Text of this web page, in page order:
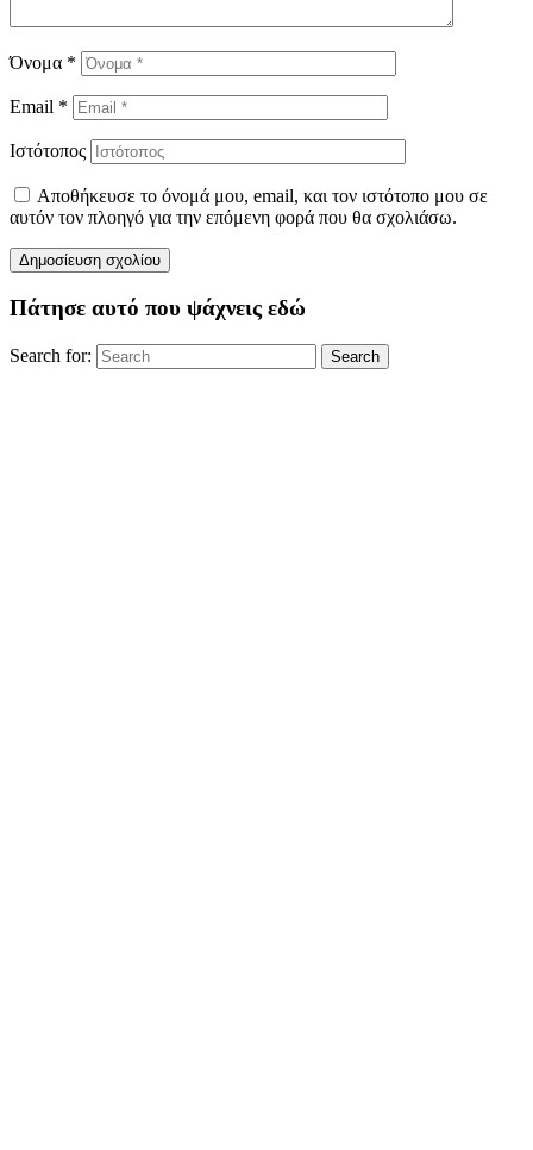
Όνομα *
Email *
Ιστότοπος
Αποθήκευσε το όνομά μου, email, και τον ιστότοπο μου σε
αυτόν τον πλοηγό για την επόμενη φορά που θα σχολιάσω.
Πάτησε αυτό που ψάχνεις εδώ
Search for: Search